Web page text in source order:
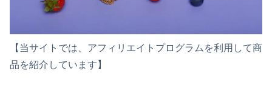
【当サイトでは、アフィリエイトプログラムを利用して商
品を紹介しています】